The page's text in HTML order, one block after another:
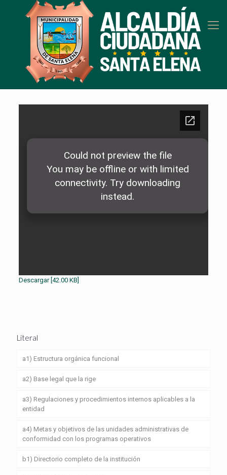
Descargar [42.00 KB]
Literal
a1) Estructura orgánica funcional
a2) Base legal que la rige
a3) Regulaciones y procedimientos internos aplicables a la
entidad
a4) Metas y objetivos de las unidades administrativas de
conformidad con los programas operativos
b1) Directorio completo de la institución